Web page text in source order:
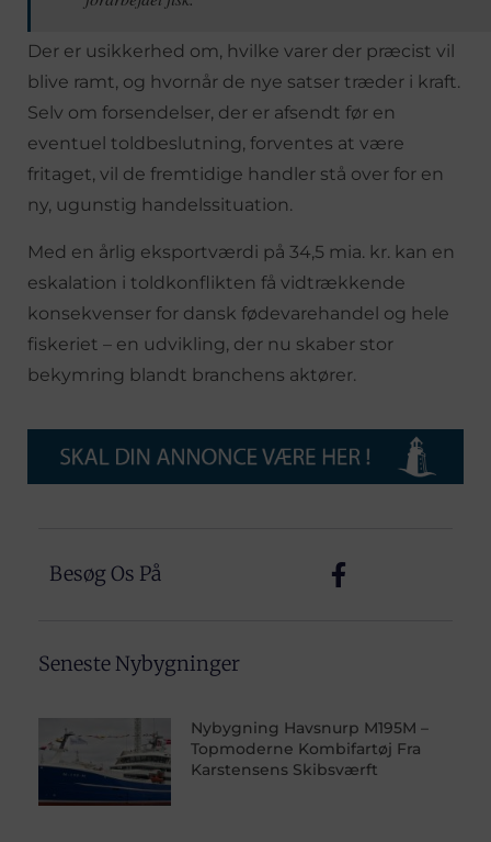
Der er usikkerhed om, hvilke varer der præcist vil
blive ramt, og hvornår de nye satser træder i kraft.
Selv om forsendelser, der er afsendt før en
eventuel toldbeslutning, forventes at være
fritaget, vil de fremtidige handler stå over for en
ny, ugunstig handelssituation.
Med en årlig eksportværdi på 34,5 mia. kr. kan en
eskalation i toldkonflikten få vidtrækkende
konsekvenser for dansk fødevarehandel og hele
fiskeriet – en udvikling, der nu skaber stor
bekymring blandt branchens aktører.
Besøg Os På
Seneste Nybygninger
Nybygning Havsnurp M195M –
Topmoderne Kombifartøj Fra
Karstensens Skibsværft